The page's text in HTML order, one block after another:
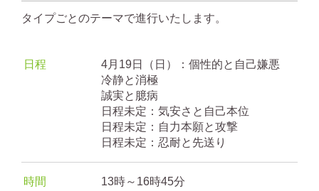
タイプごとのテーマで進行いたします。
日程
4月19日（日）：個性的と自己嫌悪
冷静と消極
誠実と臆病
日程未定：気安さと自己本位
日程未定：自力本願と攻撃
日程未定：忍耐と先送り
時間 13時～16時45分